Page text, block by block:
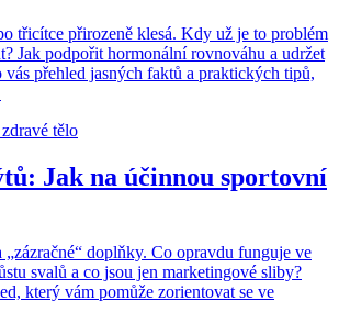
třicítce přirozeně klesá. Kdy už je to problém
Jak podpořit hormonální rovnováhu a udržet
vás přehled jasných faktů a praktických tipů,
tělo
Jak na účinnou sportovní
„zázračné“ doplňky. Co opravdu funguje ve
svalů a co jsou jen marketingové sliby?
který vám pomůže zorientovat se ve